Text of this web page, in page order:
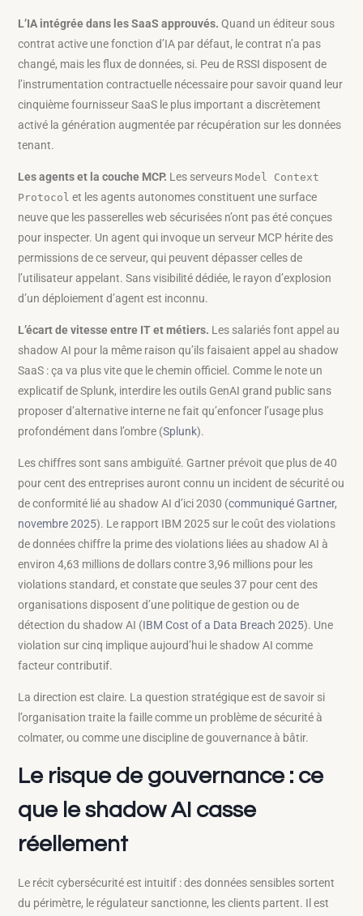
L’IA intégrée dans les SaaS approuvés. Quand un éditeur sous
contrat active une fonction d’IA par défaut, le contrat n’a pas
changé, mais les flux de données, si. Peu de RSSI disposent de
l’instrumentation contractuelle nécessaire pour savoir quand leur
cinquième fournisseur SaaS le plus important a discrètement
activé la génération augmentée par récupération sur les données
tenant.
Les agents et la couche MCP. Les serveursModel Context
Protocol et les agents autonomes constituent une surface
neuve que les passerelles web sécurisées n’ont pas été conçues
pour inspecter. Un agent qui invoque un serveur MCP hérite des
permissions de ce serveur, qui peuvent dépasser celles de
l’utilisateur appelant. Sans visibilité dédiée, le rayon d’explosion
d’un déploiement d’agent est inconnu.
L’écart de vitesse entre IT et métiers. Les salariés font appel au
shadow AI pour la même raison qu’ils faisaient appel au shadow
SaaS : ça va plus vite que le chemin officiel. Comme le note un
explicatif de Splunk, interdire les outils GenAI grand public sans
proposer d’alternative interne ne fait qu’enfoncer l’usage plus
profondément dans l’ombre (Splunk).
Les chiffres sont sans ambiguïté. Gartner prévoit que plus de 40
pour cent des entreprises auront connu un incident de sécurité ou
de conformité lié au shadow AI d’ici 2030 (communiqué Gartner,
novembre 2025). Le rapport IBM 2025 sur le coût des violations
de données chiffre la prime des violations liées au shadow AI à
environ 4,63 millions de dollars contre 3,96 millions pour les
violations standard, et constate que seules 37 pour cent des
organisations disposent d’une politique de gestion ou de
détection du shadow AI (IBM Cost of a Data Breach 2025). Une
violation sur cinq implique aujourd’hui le shadow AI comme
facteur contributif.
La direction est claire. La question stratégique est de savoir si
l’organisation traite la faille comme un problème de sécurité à
colmater, ou comme une discipline de gouvernance à bâtir.
Le risque de gouvernance : ce
que le shadow AI casse
réellement
Le récit cybersécurité est intuitif : des données sensibles sortent
du périmètre, le régulateur sanctionne, les clients partent. Il est